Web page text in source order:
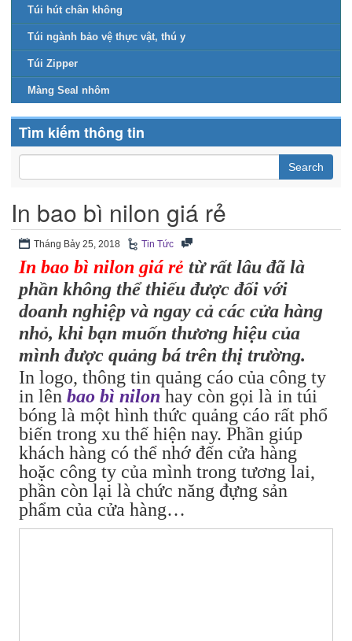
Túi hút chân không
Túi ngành bảo vệ thực vật, thú y
Túi Zipper
Màng Seal nhôm
Tìm kiếm thông tin
In bao bì nilon giá rẻ
Tháng Bảy 25, 2018 Tin Tức
In bao bì nilon giá rẻ từ rất lâu đã là
phần không thể thiếu được đối với
doanh nghiệp và ngay cả các cửa hàng
nhỏ, khi bạn muốn thương hiệu của
mình được quảng bá trên thị trường.
In logo, thông tin quảng cáo của công ty
in lên bao bì nilon hay còn gọi là in túi
bóng là một hình thức quảng cáo rất phổ
biến trong xu thế hiện nay. Phần giúp
khách hàng có thể nhớ đến cửa hàng
hoặc công ty của mình trong tương lai,
phần còn lại là chức năng đựng sản
phẩm của cửa hàng…